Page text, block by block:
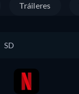
Tráileres
SD